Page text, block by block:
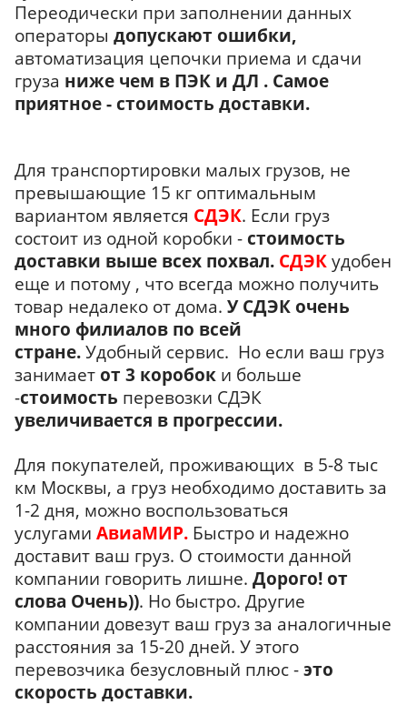
Переодически при заполнении данных
операторы допускают ошибки,
автоматизация цепочки приема и сдачи
груза ниже чем в ПЭК и ДЛ . Самое
приятное - стоимость доставки.
Для транспортировки малых грузов, не
превышающие 15 кг оптимальным
вариантом является СДЭК. Если груз
состоит из одной коробки - стоимость
доставки выше всех похвал. СДЭК удобен
еще и потому , что всегда можно получить
товар недалеко от дома. У СДЭК очень
много филиалов по всей
стране. Удобный сервис. Но если ваш груз
занимает от 3 коробок и больше
-стоимость перевозки СДЭК
увеличивается в прогрессии.
Для покупателей, проживающих в 5-8 тыс
км Москвы, а груз необходимо доставить за
1-2 дня, можно воспользоваться
услугами АвиаМИР. Быстро и надежно
доставит ваш груз. О стоимости данной
компании говорить лишне. Дорого! от
слова Очень)). Но быстро. Другие
компании довезут ваш груз за аналогичные
расстояния за 15-20 дней. У этого
перевозчика безусловный плюс - это
скорость доставки.